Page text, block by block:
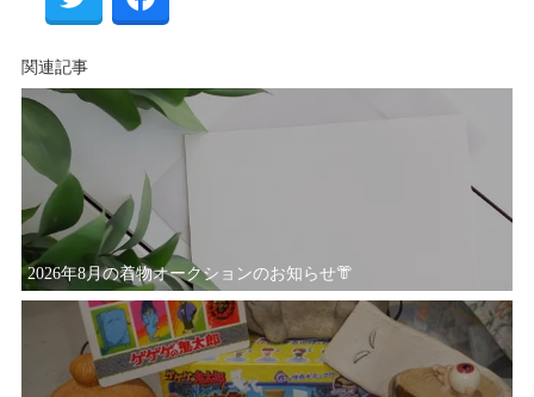
関連記事
2026年8月の着物オークションのお知らせ👘